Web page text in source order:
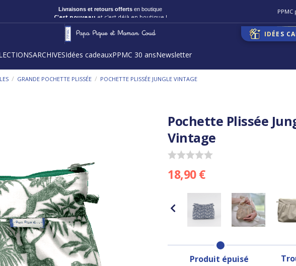
Livraisons et retours offerts en boutique
C'est nouveau et c'est déjà en boutique !
IDÉES
ARCHIVESIdées cadeauxPPMC 30 ansNewsletter
/ GRANDE POCHETTE PLISSÉE / POCHETTE PLISSÉE JUNGLE VINTAGE
Pochette Plissée
Vintage
18,90 €
Produit épuisé